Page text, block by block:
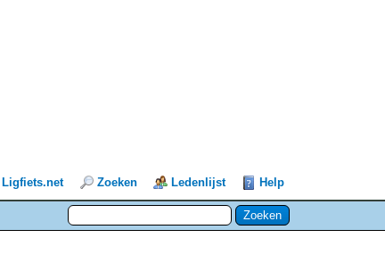
Ligfiets.net Zoeken Ledenlijst Help